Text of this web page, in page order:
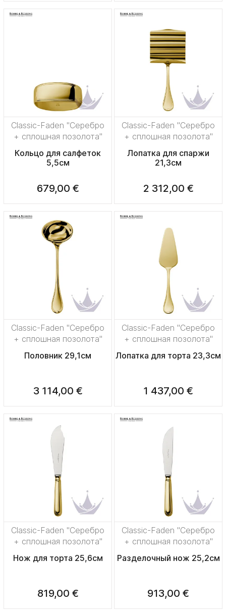
Classic-Faden "Серебро
+ сплошная позолота"
Кольцо для салфеток
5,5см
679,00 €
Classic-Faden "Серебро
+ сплошная позолота"
Лопатка для спаржи
21,3см
2 312,00 €
Classic-Faden "Серебро
+ сплошная позолота"
Половник 29,1см
3 114,00 €
Classic-Faden "Серебро
+ сплошная позолота"
Лопатка для торта 23,3см
1 437,00 €
Classic-Faden "Серебро
+ сплошная позолота"
Нож для торта 25,6см
819,00 €
Classic-Faden "Серебро
+ сплошная позолота"
Разделочный нож 25,2см
913,00 €